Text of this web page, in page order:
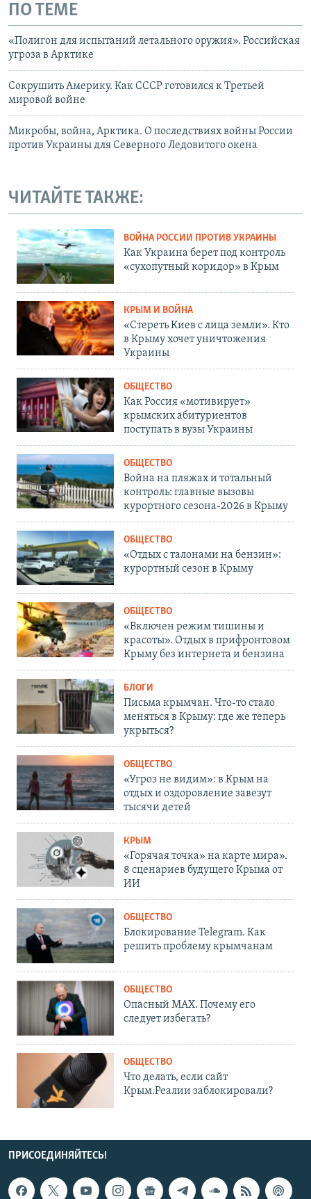
ПО ТЕМЕ
«Полигон для испытаний летального оружия». Российская
угроза в Арктике
Сокрушить Америку. Как СССР готовился к Третьей
мировой войне
Микробы, война, Арктика. О последствиях войны России
против Украины для Северного Ледовитого окена
ЧИТАЙТЕ ТАКЖЕ:
ВОЙНА РОССИИ ПРОТИВ УКРАИНЫ
Как Украина берет под контроль
«сухопутный коридор» в Крым
КРЫМ И ВОЙНА
«Стереть Киев с лица земли». Кто
в Крыму хочет уничтожения
Украины
ОБЩЕСТВО
Как Россия «мотивирует»
крымских абитуриентов
поступать в вузы Украины
ОБЩЕСТВО
Война на пляжах и тотальный
контроль: главные вызовы
курортного сезона-2026 в Крыму
ОБЩЕСТВО
«Отдых с талонами на бензин»:
курортный сезон в Крыму
ОБЩЕСТВО
«Включен режим тишины и
красоты». Отдых в прифронтовом
Крыму без интернета и бензина
БЛОГИ
Письма крымчан. Что-то стало
меняться в Крыму: где же теперь
укрыться?
ОБЩЕСТВО
«Угроз не видим»: в Крым на
отдых и оздоровление завезут
тысячи детей
КРЫМ
«Горячая точка» на карте мира».
8 сценариев будущего Крыма от
ИИ
ОБЩЕСТВО
Блокирование Telegram. Как
решить проблему крымчанам
ОБЩЕСТВО
Опасный MAX. Почему его
следует избегать?
ОБЩЕСТВО
Что делать, если сайт
Крым.Реалии заблокировали?
ПРИСОЕДИНЯЙТЕСЬ!